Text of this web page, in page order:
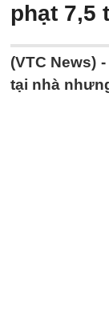
phạt 7,5
(VTC News) -
tại nhà